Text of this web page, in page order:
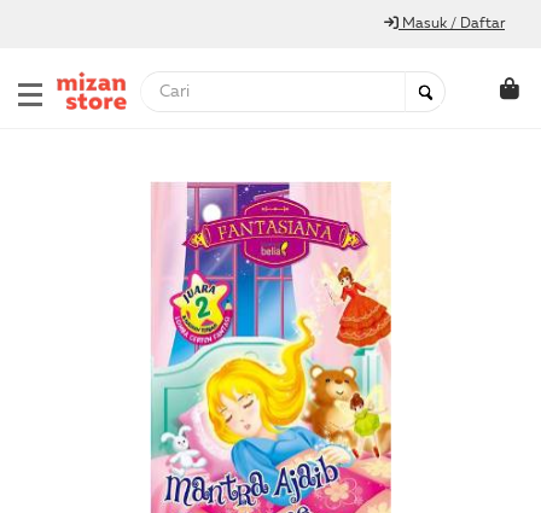
Masuk / Daftar